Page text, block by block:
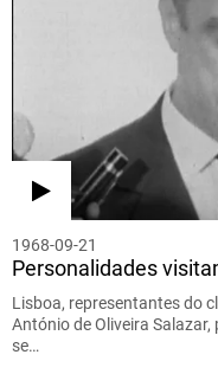
1968-09-21
Personalidades
Lisboa, representantes do
António de Oliveira
se…